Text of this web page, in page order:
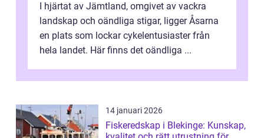
I hjärtat av Jämtland, omgivet av vackra
landskap och oändliga stigar, ligger Åsarna
en plats som lockar cykelentusiaster från
hela landet. Här finns det oändliga ...
14 januari 2026
Fiskeredskap i Blekinge: Kunskap,